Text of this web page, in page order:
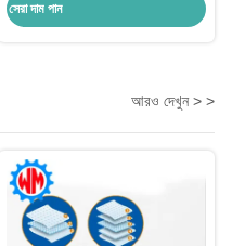
সেরা দাম পান
আরও দেখুন > >